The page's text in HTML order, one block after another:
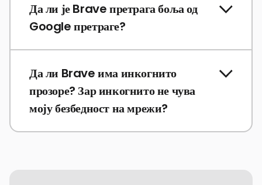
Да ли је Brave претрага боља од
Google претраге?
Да ли Brave има инкогнито
прозоре? Зар инкогнито не чува
моју безбедност на мрежи?